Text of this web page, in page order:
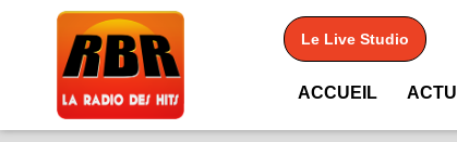
Le Live Studio
ACCUEIL ACTU